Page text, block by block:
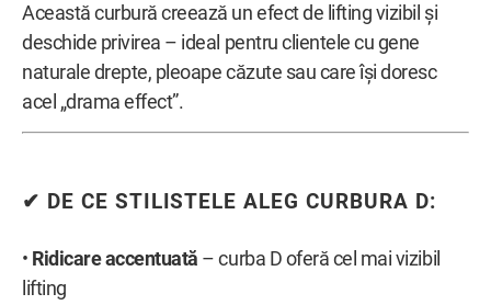
Această curbură creează un efect de lifting vizibil și
deschide privirea – ideal pentru clientele cu gene
naturale drepte, pleoape căzute sau care își doresc
acel „drama effect”.
✔ DE CE STILISTELE ALEG CURBURA D:
• Ridicare accentuată – curba D oferă cel mai vizibil
lifting